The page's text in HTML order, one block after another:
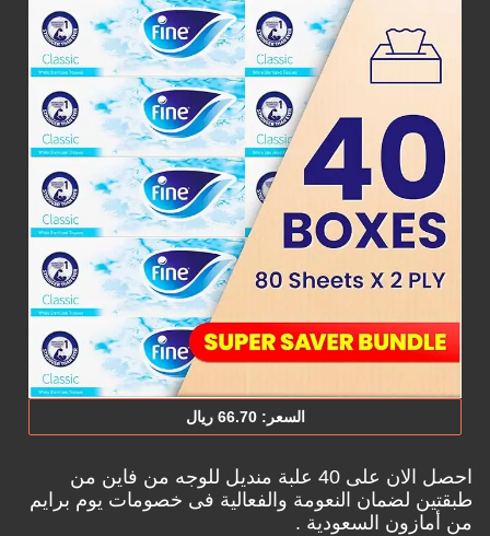
السعر: ‎66.‎70‏ ريال
احصل الان على 40 علبة منديل للوجه من فاين من
طبقتين لضمان النعومة والفعالية فى خصومات يوم برايم
من أمازون السعودية .